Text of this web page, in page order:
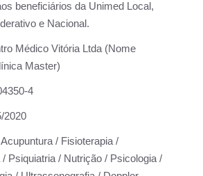
beneficiários da Unimed Local,
e Nacional.
Médico Vitória Ltda (Nome
Master)
4
2020
Acupuntura / Fisioterapia /
/ Psiquiatria / Nutrição / Psicologia /